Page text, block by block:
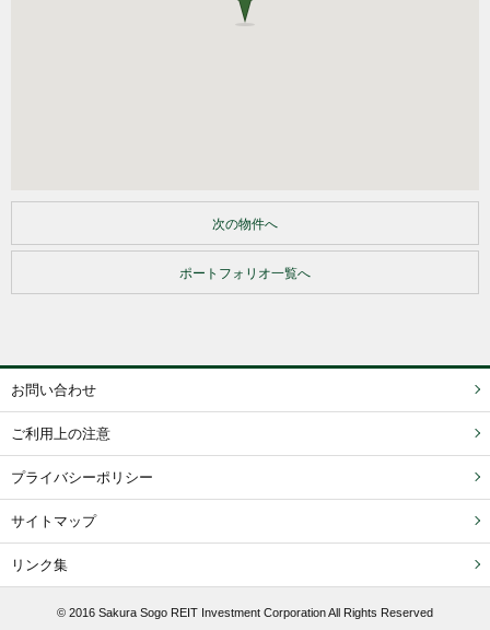
次の物件へ
ポートフォリオ一覧へ
お問い合わせ
ご利用上の注意
プライバシーポリシー
サイトマップ
リンク集
© 2016 Sakura Sogo REIT Investment Corporation All Rights Reserved